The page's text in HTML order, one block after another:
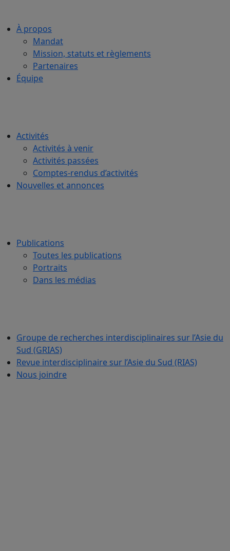
À propos
Mandat
Mission, statuts et règlements
Partenaires
Équipe
Activités
Activités à venir
Activités passées
Comptes-rendus d’activités
Nouvelles et annonces
Publications
Toutes les publications
Portraits
Dans les médias
Groupe de recherches interdisciplinaires sur l’Asie du
Sud (GRIAS)
Revue interdisciplinaire sur l’Asie du Sud (RIAS)
Nous joindre